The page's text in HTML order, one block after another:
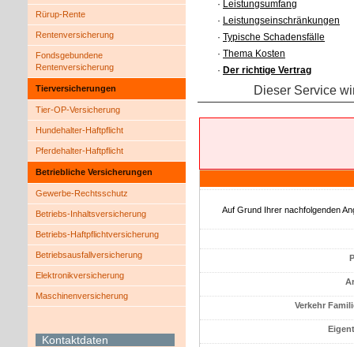
Rürup-Rente
Rentenversicherung
Fondsgebundene
Rentenversicherung
Tierversicherungen
Tier-OP-Versicherung
Hundehalter-Haft­pflicht
Pferdehalter-Haft­pflicht
Betriebliche Versicherungen
Gewerbe-Rechtsschutz
Betriebs-Inhaltsversicherung
Betriebs-Haft­pflichtversicherung
Betriebsausfallversicherung
Elektronikversicherung
Maschinenversicherung
Kontaktdaten
· Leistungsumfang
· Leistungseinschränkungen
· Typische Schadensfälle
· Thema Kosten
· Der richtige Vertrag
Dieser Service
Auf Grund Ihrer nachfolgenden
Verkehr